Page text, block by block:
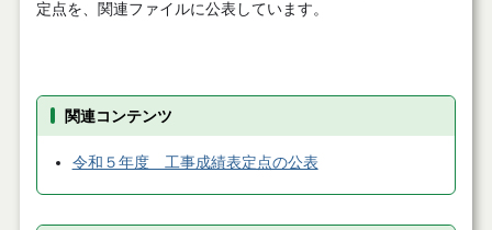
定点を、関連ファイルに公表しています。
関連コンテンツ
令和５年度 工事成績表定点の公表